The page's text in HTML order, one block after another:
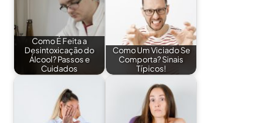
Como É Feita a
Desintoxicação do
Álcool? Passos e
Cuidados
Como Um Viciado Se
Comporta? Sinais
Típicos!